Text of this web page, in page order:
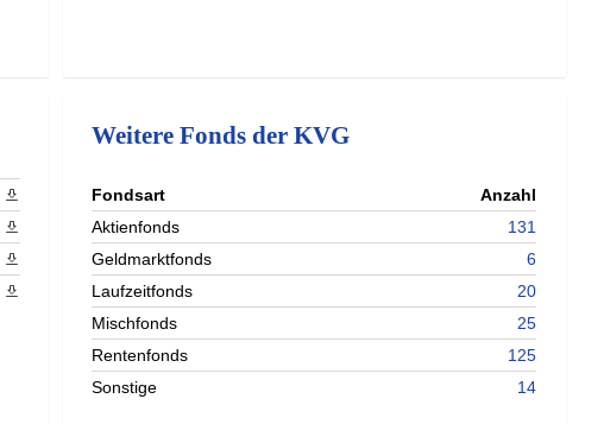
PDF herunterladen
PDF herunterladen
PDF herunterladen
PDF herunterladen
Weitere Fonds der KVG
Fondsart
Anzahl
Aktienfonds
131
Geldmarktfonds
6
Laufzeitfonds
20
Mischfonds
25
Rentenfonds
125
Sonstige
14